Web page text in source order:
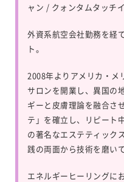
ャン / クォンタムタッチ
外資系航空会社勤務を経
ト。
2008年よりアメリカ・メ
サロンを開業し、異国の
ギーと皮膚理論を融合さ
テ」を確立し、リピート
の著名なエステティック
践の両面から技術を磨い
エネルギーヒーリングに